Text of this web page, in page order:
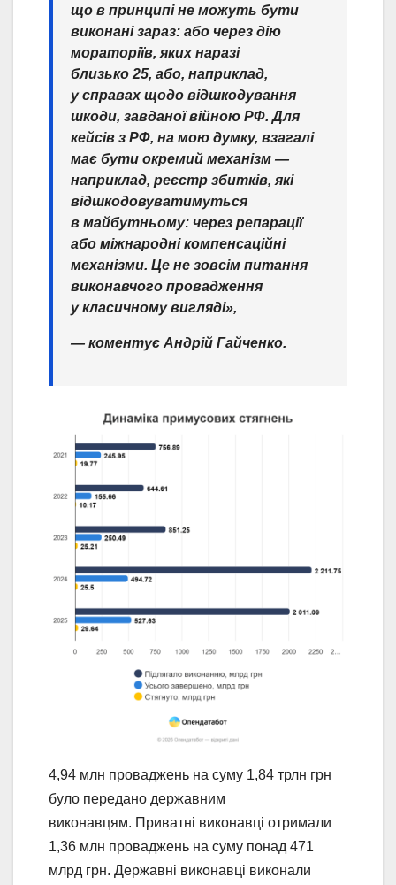
що в принципі не можуть бути
виконані зараз: або через дію
мораторіїв, яких наразі
близько 25, або, наприклад,
у справах щодо відшкодування
шкоди, завданої війною РФ. Для
кейсів з РФ, на мою думку, взагалі
має бути окремий механізм —
наприклад, реєстр збитків, які
відшкодовуватимуться
в майбутньому: через репарації
або міжнародні компенсаційні
механізми. Це не зовсім питання
виконавчого провадження
у класичному вигляді»,
— коментує Андрій Гайченко.
4,94 млн проваджень на суму 1,84 трлн грн
було передано державним
виконавцям. Приватні виконавці отримали
1,36 млн проваджень на суму понад 471
млрд грн. Державні виконавці виконали